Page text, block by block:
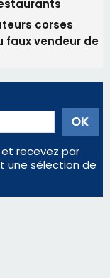
2026
loges
2081
en urgence
par une